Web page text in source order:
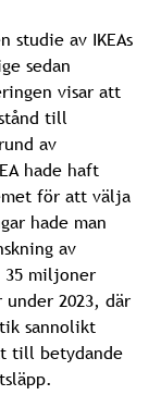
studie av IKEAs
sedan
visar att
till
av
hade haft
för att välja
hade man
av
35 miljoner
under 2023, där
sannolikt
till betydande